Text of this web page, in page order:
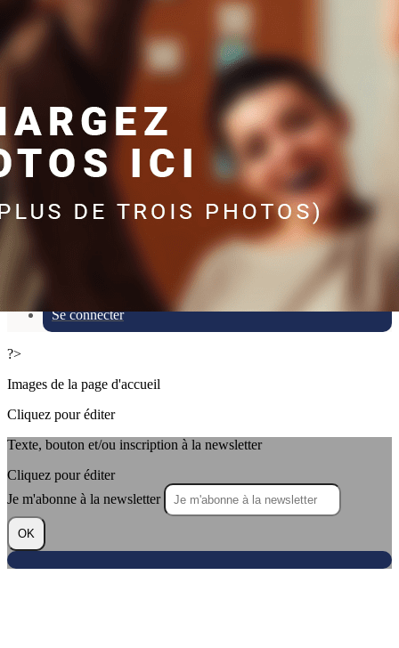
Exporter les lignes sélectionnées
Exporter toutes les colonnes
Exporter uniquement les colonnes affichées
Ajoutez un logo, un bouton, des réseaux sociaux
Cliquez pour éditer
Infos utiles
▾
Se connecter
?>
Images de la page d'accueil
Cliquez pour éditer
Texte, bouton et/ou inscription à la newsletter
Cliquez pour éditer
Je m'abonne à la newsletter
OK